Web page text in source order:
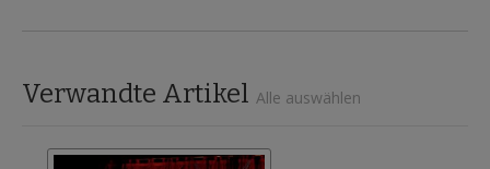
Verwandte Artikel Alle auswählen